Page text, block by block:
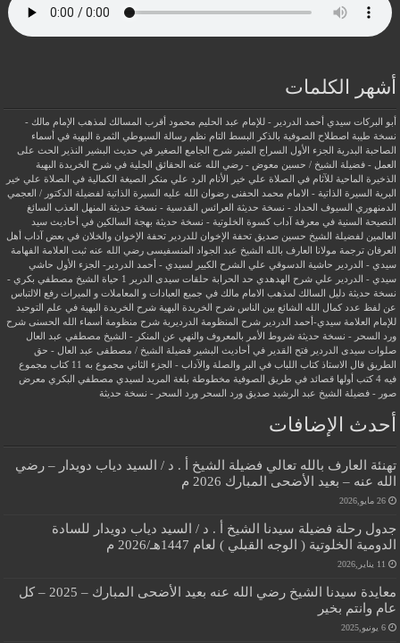
أشهر الكلمات
أبو البركات سيدي أحمد الدردير - للإمام عبد الحليم محمود
أقرب المسالك لمذهب الإمام مالك -
نسخة طيبة اصطلاح الصوفية بالذكر البسط التام نظم رسالة السيوطي
الثمرة البهية في أسماء
الصاحبة البدرية
الجزء الأول السراج المنير شرح الجامع الصغير في حديث البشير النذير
الحث على
العمل - فضيلة الشيخ / حسين معوض - رضي الله عنه
الحقائق الجلية في شرح الخريدة البهية
الذخيرة الماحية للآثام في الصلاة علي خير الأنام
الرد علي منكر الصيغة الكمالية في الصلاة علي خير
البرية
السيرة الذاتية - الامام محمد الحفنى رضوان الله عليه
السيرة الذاتية لفضيلة الدكتور / العجمي
الدمنهوري
السيوف الحداد - نسخة حديثة العرائس القدسية - نسخة حديثة
المنهل العذب السائغ
النصيحة السنية في معرفة آداب كسوة الخلوتية - نسخة حديثة بهجة السالكين في أحاديث سيد
العالمين لفضيلة الشيخ حسين صديق
تحفة الإخوان للدردير تحفة الإخوان والخلان في بعض آداب أهل
العرفان ترجمة مولانا العارف بالله الشيخ عبد الجواد المنسفيسى رضي الله عنه ثبت العلامة الفهامة
سيدي - الدردير
حاشية الدسوقي علي الشرح الكبير لسيدي - أحمد الدردير- الجزء الأول حاشي
سيدي - الدردير علي شرح الهدهدي حد الحرابة حلقات سيدى الدرير 1
حياة الشيخ مصطفي بكري -
نسخة حديثة دليل السالك لمذهب الامام مالك في جميع العبادات و المعاملات و الميراث رفع الالتباس
عن لفظ عدد كمال الله الشائع بين الناس شرح الخريدة البهية شرح الخريدة البهية في علم التوحيد
للإمام العلامة سيدي-أحمد الدردير شرح المنظومة الدرديرية شرح منظومة أسماء الله الحسنى شرح
ورد السحر - نسخة حديثة شروط الأمر بالمعروف والنهي عن المنكر - الشيخ مصطفي عبد العال
صلوات سيدى الدردير فتح القدير في أحاديث البشير فضيلة الشيخ / مصطفى عبد العال - حق
الطريق
قال الاستاذ كتاب اللباب في البر والصلة والآداب - الجزء الثاني مجموع به 11 كتاب
مجموع
فيه 4 كتب أولها قصائد في طريق الصوفية
مخطوطة بلغة المريد لسيدي مصطفي البكري معرض
صور - فضيلة الشيخ عبد الرشيد صديق
ورد السحر ورد السحر - نسخة حديثة
أحدث الإضافات
تهنئة العارف بالله تعالي فضيلة الشيخ أ . د / السيد دياب دويدار – رضي
الله عنه – بعيد الأضحى المبارك 2026 م
26 مايو,2026
جدول رحلة فضيلة سيدنا الشيخ أ . د / السيد دياب دويدار للسادة
الدومية الخلوتية ( الوجه القبلي ) لعام 1447هـ/2026 م
11 يناير,2026
معايدة سيدنا الشيخ رضي الله عنه بعيد الأضحى المبارك – 2025 – كل
عام وانتم بخير
6 يونيو,2025